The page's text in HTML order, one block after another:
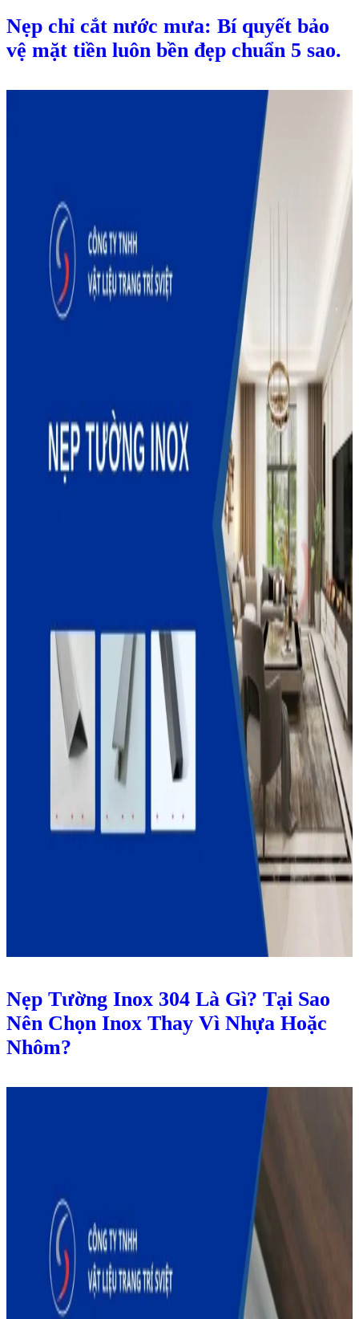
Nẹp chỉ cắt nước mưa: Bí quyết bảo
vệ mặt tiền luôn bền đẹp chuẩn 5 sao.
Nẹp Tường Inox 304 Là Gì? Tại Sao
Nên Chọn Inox Thay Vì Nhựa Hoặc
Nhôm?